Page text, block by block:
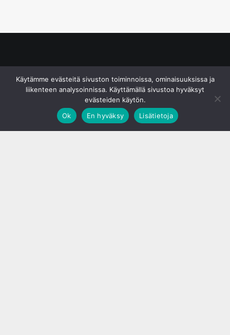
Käytämme evästeitä sivuston toiminnoissa, ominaisuuksissa ja
liikenteen analysoinnissa. Käyttämällä sivustoa hyväksyt
evästeiden käytön.
Ok
En hyväksy Lisätietoja